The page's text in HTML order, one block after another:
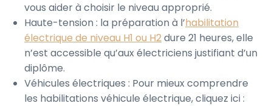
vous aider à choisir le niveau approprié.
Haute-tension : la préparation à l’habilitation
électrique de niveau H1 ou H2dure 21 heures, elle
n’est accessible qu’aux électriciens justifiant d’un
diplôme.
Véhicules électriques : Pour mieux comprendre
les habilitations véhicule électrique, cliquez ici :